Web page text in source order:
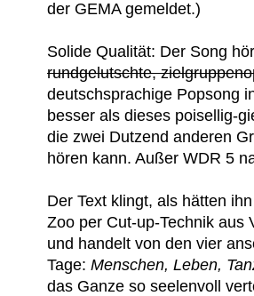
der GEMA gemeldet.)
Solide Qualität: Der Song
rundgelutschte,
deutschsprachige Popsong
besser als dieses poisellig-
die zwei Dutzend anderen
hören kann. Außer WDR 5
Der Text klingt, als hätten
Zoo per Cut-up-Technik aus
und handelt von den vier
Tage: Menschen, Leben,
das Ganze so seelenvoll